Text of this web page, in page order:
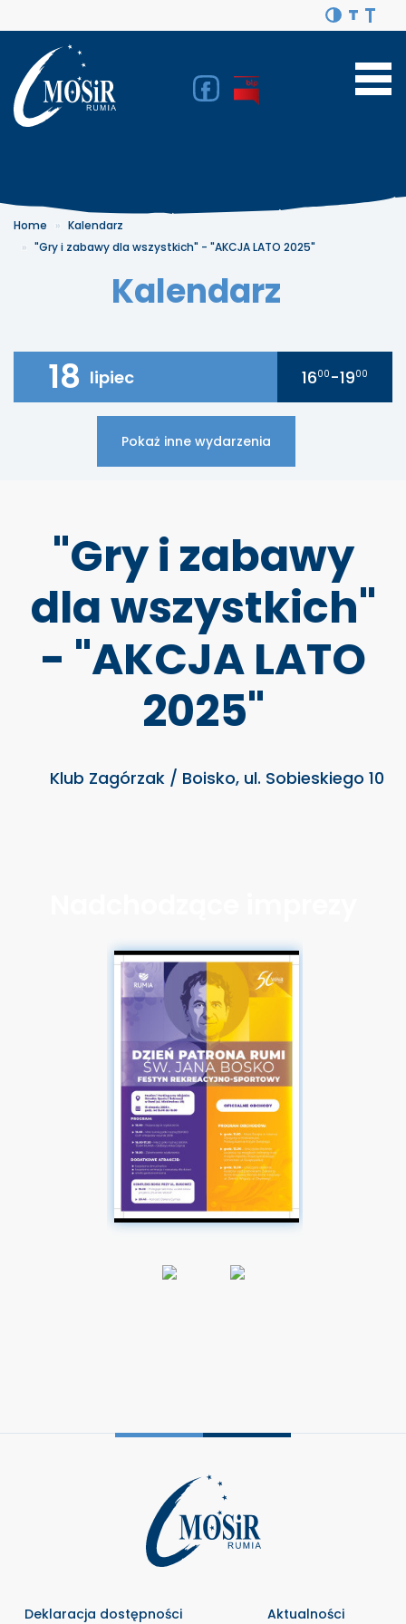
Home
Kalendarz
"Gry i zabawy dla wszystkich" - "AKCJA LATO 2025"
Kalendarz
18 lipiec 1600 -1900
Pokaż inne wydarzenia
"Gry i zabawy
dla wszystkich"
- "AKCJA LATO
2025"
Klub Zagórzak / Boisko, ul. Sobieskiego 10
Deklaracja dostępności Aktualności